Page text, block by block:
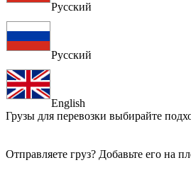
Русский
Русский
English
Грузы для перевозки выбирайте
Отправляете груз? Добавьте его на